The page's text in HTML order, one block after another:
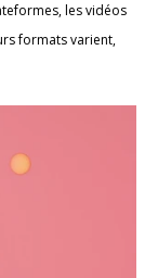
les vidéos
formats varient,